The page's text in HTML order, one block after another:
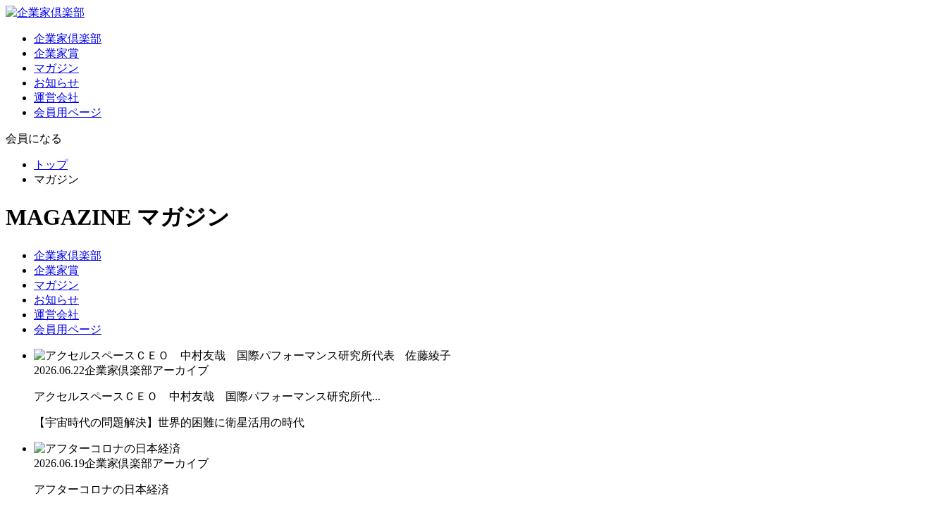
企業家倶楽部
企業家賞
マガジン
お知らせ
運営会社
会員用ページ
会員になる
トップ
マガジン
MAGAZINE マガジン
企業家倶楽部
企業家賞
マガジン
お知らせ
運営会社
会員用ページ
2026.06.22企業家倶楽部アーカイブ
アクセルスペースＣＥＯ 中村友哉 国際パフォーマンス研究所代...
【宇宙時代の問題解決】世界的困難に衛星活用の時代
2026.06.19企業家倶楽部アーカイブ
アフターコロナの日本経済